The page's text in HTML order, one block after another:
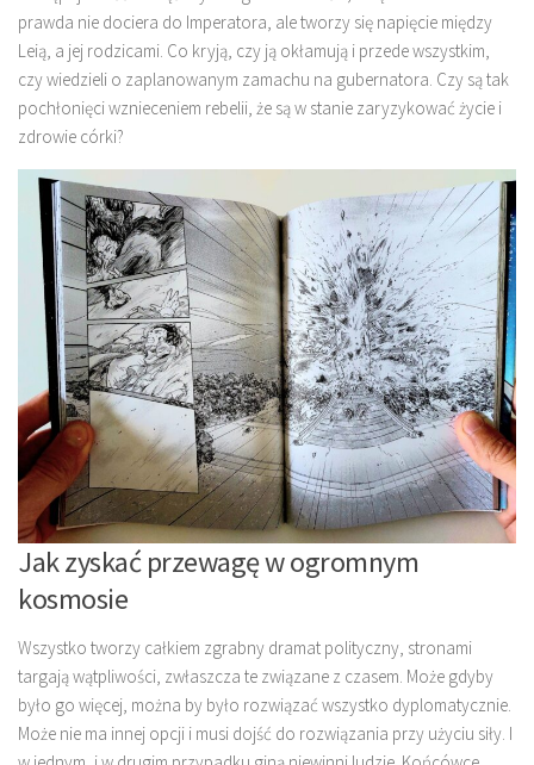
prawda nie dociera do Imperatora, ale tworzy się napięcie między
Leią, a jej rodzicami. Co kryją, czy ją okłamują i przede wszystkim,
czy wiedzieli o zaplanowanym zamachu na gubernatora. Czy są tak
pochłonięci wznieceniem rebelii, że są w stanie zaryzykować życie i
zdrowie córki?
Jak zyskać przewagę w ogromnym
kosmosie
Wszystko tworzy całkiem zgrabny dramat polityczny, stronami
targają wątpliwości, zwłaszcza te związane z czasem. Może gdyby
było go więcej, można by było rozwiązać wszystko dyplomatycznie.
Może nie ma innej opcji i musi dojść do rozwiązania przy użyciu siły. I